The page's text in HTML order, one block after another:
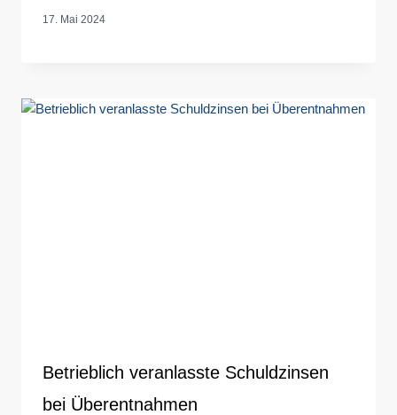
17. Mai 2024
Betrieblich veranlasste Schuldzinsen
bei Überentnahmen